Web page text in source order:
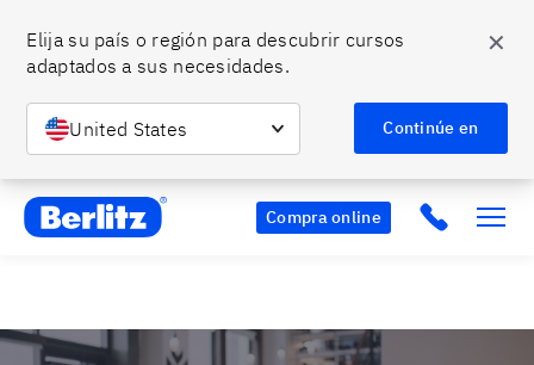
Habla bien inglés y conquista tus metas.¡Empieza
Elija su país o región para descubrir cursos
adaptados a sus necesidades.
United States Continúe en
✕
Berlitz MX Compra online Click to